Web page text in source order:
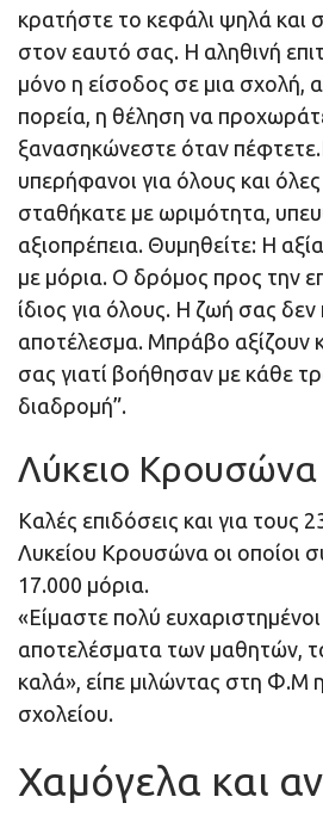
κρατήστε το κεφάλι ψηλά και
στον εαυτό σας. Η αληθινή
μόνο η είσοδος σε μια σχολή,
πορεία, η θέληση να
ξανασηκώνεστε όταν
υπερήφανοι για όλους και όλες
σταθήκατε με ωριμότητα,
αξιοπρέπεια. Θυμηθείτε: Η
με μόρια. Ο δρόμος προς την
ίδιος για όλους. Η ζωή σας δεν
αποτέλεσμα. Μπράβο αξίζουν
σας γιατί βοήθησαν με κάθε
διαδρομή”.
Λύκειο Κρουσώνα
Καλές επιδόσεις και για τους
Λυκείου Κρουσώνα οι οποίοι
17.000 μόρια.
«Είμαστε πολύ
αποτελέσματα των μαθητών,
καλά», είπε μιλώντας στη Φ.Μ
σχολείου.
Χαμόγελα και